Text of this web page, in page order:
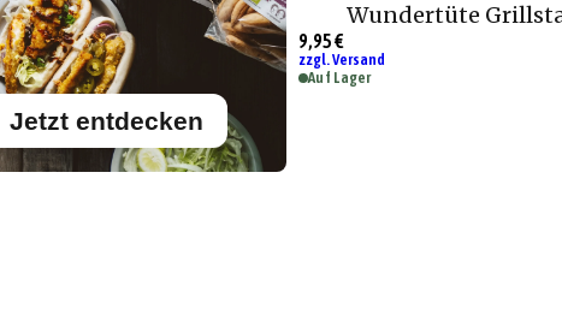
Jetzt entdecken
Wundertüte
9,95 €
zzgl. Versand
Auf Lager